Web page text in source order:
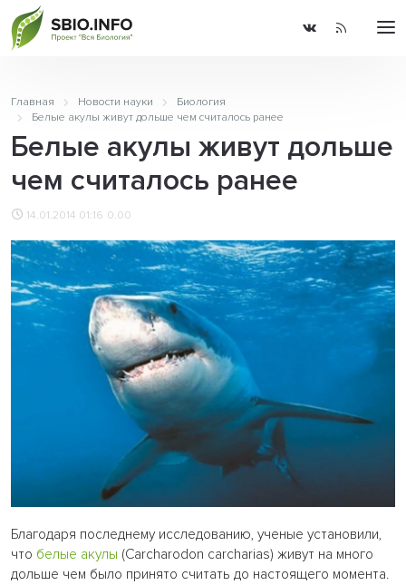
Главная Новости науки
Биология
Белые акулы живут дольше чем считалось ранее
Белые акулы живут дольше
чем считалось ранее
14.01.2014 01:16 0.00
Благодаря последнему исследованию, ученые установили,
что белые акулы (Carcharodon carcharias) живут на много
дольше чем было принято считать до настоящего момента.